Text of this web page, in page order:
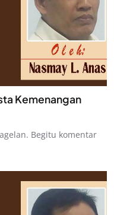
Kemenangan
Begitu komentar